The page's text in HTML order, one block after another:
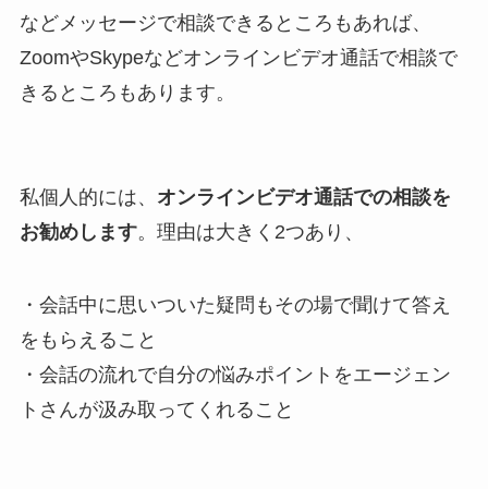
などメッセージで相談できるところもあれば、
ZoomやSkypeなどオンラインビデオ通話で相談で
きるところもあります。
私個人的には、 オンラインビデオ通話での相談を
お勧めします。理由は大きく2つあり、
・会話中に思いついた疑問もその場で聞けて答え
をもらえること
・会話の流れで自分の悩みポイントをエージェン
トさんが汲み取ってくれること